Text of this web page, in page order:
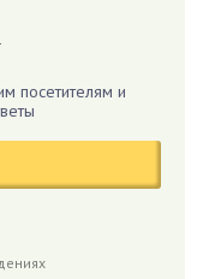
посетителям и